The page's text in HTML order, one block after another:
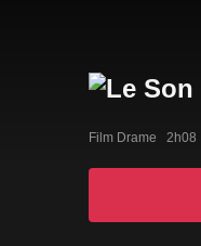
Film Drame   2h08